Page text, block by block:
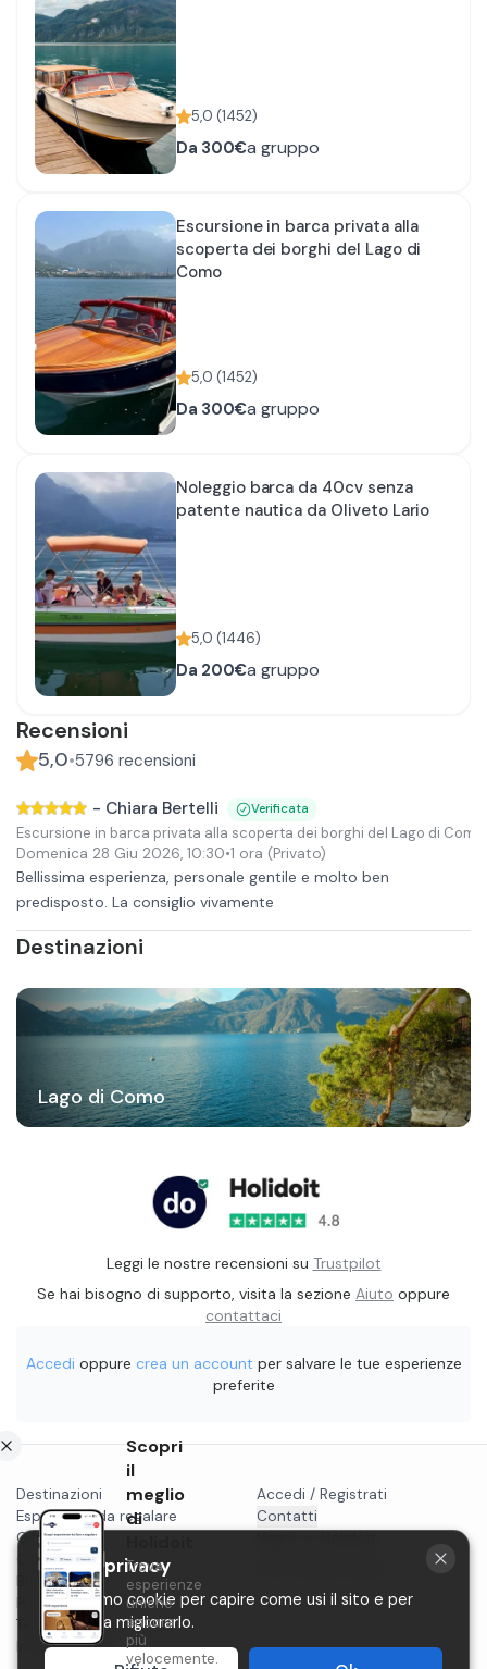
5,0 (1452)
Da 300€a gruppo
Escursione in barca privata alla
scoperta dei borghi del Lago di
Como
5,0 (1452)
Da 300€a gruppo
Noleggio barca da 40cv senza
patente nautica da Oliveto Lario
5,0 (1446)
Da 200€a gruppo
Recensioni
5,0•5796 recensioni
- Chiara Bertelli Verificata
Escursione in barca privata alla scoperta dei borghi del Lago di Como
Domenica 28 Giu 2026, 10:30•1 ora (Privato)
Bellissima esperienza, personale gentile e molto ben
predisposto. La consiglio vivamente
Destinazioni
Lago di Como
Leggi le nostre recensioni su Trustpilot
Se hai bisogno di supporto, visita la sezione Aiuto oppure
contattaci
Accedi oppure crea un account per salvare le tue esperienze
preferite
Destinazioni
Esperienze da regalare
Gift card
Cosa fare a...
Blog
Privacy
Termini
Instagram
Accedi / Registrati
Contatti
Scopri
il
meglio
di
Trova
esperienze
uniche
ancora
più
velocemente.
La tua privacy
Utilizziamo cookie per capire come usi il sito e per
aiutarci a migliorarlo.